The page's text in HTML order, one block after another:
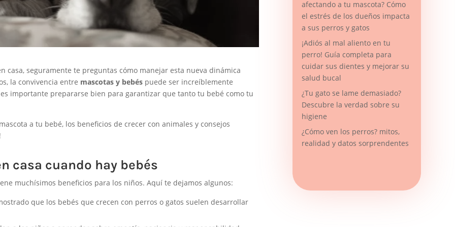
casa, seguramente te preguntas cómo manejar esta nueva dinámica
la convivencia entre mascotas y bebés puede ser increíblemente
importante prepararse bien para garantizar que tanto tu bebé como tu
a tu bebé, los beneficios de crecer con animales y consejos
casa cuando hay bebés
muchísimos beneficios para los niños. Aquí te dejamos algunos:
que los bebés que crecen con perros o gatos suelen desarrollar
afectando a tu mascota? Cómo
el estrés de los dueños impacta
a sus perros y gatos
¡Adiós al mal aliento en tu
perro! Guía completa para
cuidar sus dientes y mejorar su
salud bucal
¿Tu gato se lame demasiado?
Descubre la verdad sobre su
higiene
¿Cómo ven los perros? mitos,
realidad y datos sorprendentes